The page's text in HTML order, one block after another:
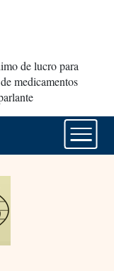
de lucro para
medicamentos